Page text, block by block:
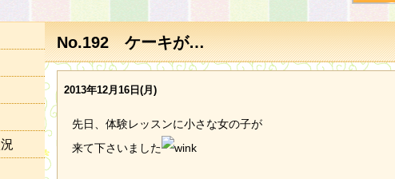
No.192 ケーキが…
2013年12月16日(月)
先日、体験レッスンに小さな女の子が
来て下さいました